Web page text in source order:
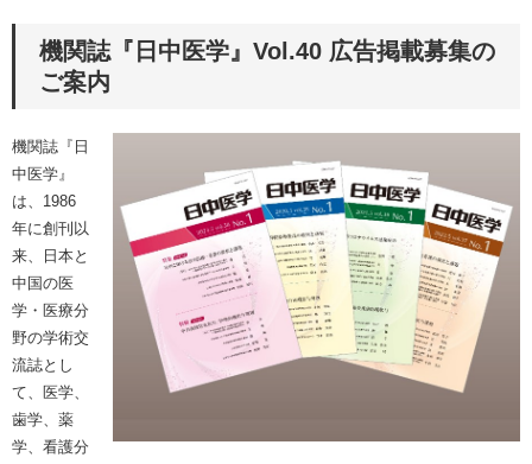
機関誌『日中医学』Vol.40 広告掲載募集の
ご案内
機関誌『日
中医学』
は、1986
年に創刊以
来、日本と
中国の医
学・医療分
野の学術交
流誌とし
て、医学、
歯学、薬
学、看護分